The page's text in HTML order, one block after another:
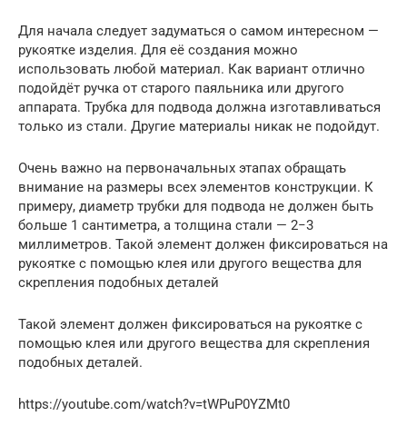
Для начала следует задуматься о самом интересном —
рукоятке изделия. Для её создания можно
использовать любой материал. Как вариант отлично
подойдёт ручка от старого паяльника или другого
аппарата. Трубка для подвода должна изготавливаться
только из стали. Другие материалы никак не подойдут.
Очень важно на первоначальных этапах обращать
внимание на размеры всех элементов конструкции. К
примеру, диаметр трубки для подвода не должен быть
больше 1 сантиметра, а толщина стали — 2−3
миллиметров. Такой элемент должен фиксироваться на
рукоятке с помощью клея или другого вещества для
скрепления подобных деталей
Такой элемент должен фиксироваться на рукоятке с
помощью клея или другого вещества для скрепления
подобных деталей.
https://youtube.com/watch?v=tWPuP0YZMt0